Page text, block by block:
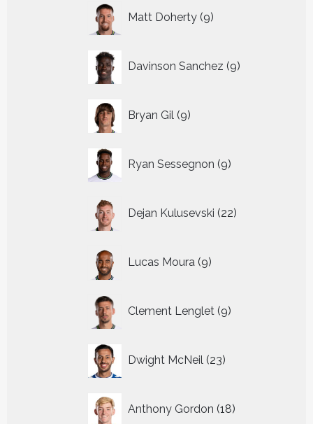
Matt Doherty 9
producten
Davinson Sanchez 9
producten
Bryan Gil 9
producten
Ryan Sessegnon 9
producten
Dejan Kulusevski 22
producten
Lucas Moura 9
producten
Clement Lenglet 9
producten
Dwight McNeil 23
producten
Anthony Gordon 18
producten